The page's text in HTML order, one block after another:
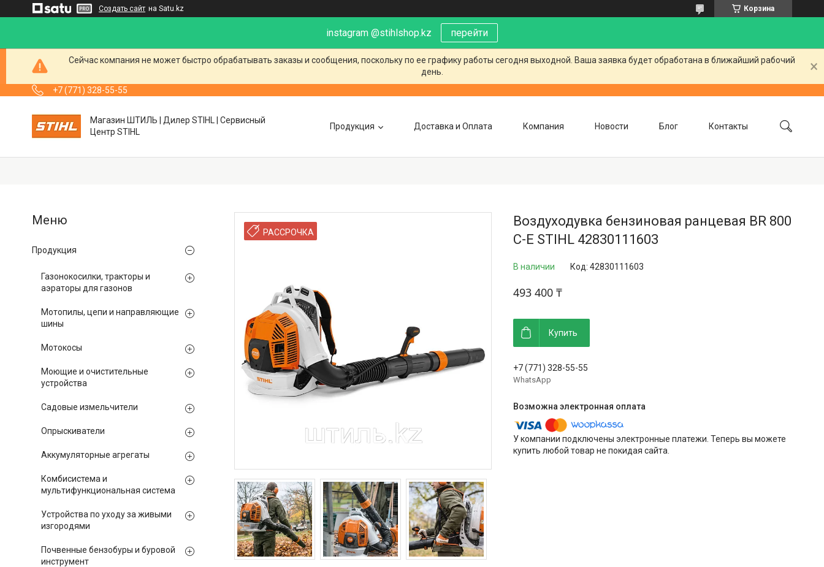
Создать сайт на Satu.kz Корзина
instagram @stihlshop.kz перейти
Сейчас компания не может быстро обрабатывать заказы и сообщения, поскольку по ее графику работы сегодня выходной. Ваша заявка будет обработана в ближайший рабочий
день.
+7 (771) 328-55-55
Магазин ШТИЛЬ | Дилер STIHL | Сервисный
Центр STIHL
Продукция Доставка и Оплата Компания Новости Блог Контакты
РАССРОЧКА
Воздуходувка бензиновая ранцевая BR 800
C-E STIHL 42830111603
В наличии Код: 42830111603
493 400 ₸
Купить
+7 (771) 328-55-55
WhatsApp
У компании подключены электронные платежи. Теперь вы можете
купить любой товар не покидая сайта.
Продукция
Газонокосилки, тракторы и
аэраторы для газонов
Мотопилы, цепи и направляющие
шины
Мотокосы
Моющие и очистительные
устройства
Садовые измельчители
Опрыскиватели
Аккумуляторные агрегаты
Комбисистема и
мультифункциональная система
Устройства по уходу за живыми
изгородями
Почвенные бензобуры и буровой
инструмент